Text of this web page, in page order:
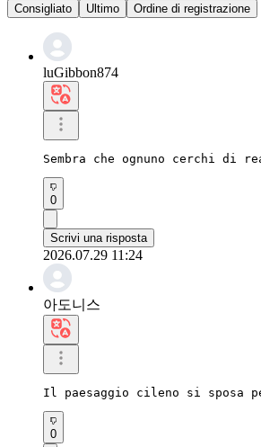
Consigliato
Ultimo Ordine di registrazione
luGibbon874
Sembra che ognuno cerchi
0
Scrivi una risposta
2026.07.29 11:24
아도니스
Il paesaggio cileno si sposa
0